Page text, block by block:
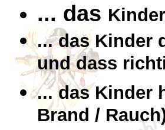
... das
... das Kinder
und dass
... das Kinder
Brand /